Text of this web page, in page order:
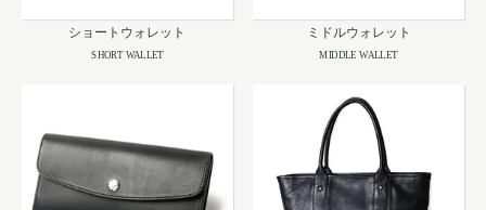
ショートウォレット
SHORT WALLET
ミドルウォレット
MIDDLE WALLET